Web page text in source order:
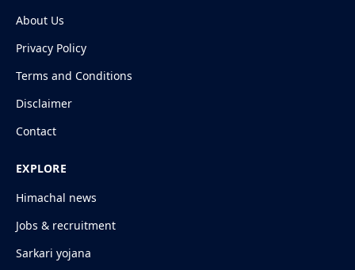
About Us
Privacy Policy
Terms and Conditions
Disclaimer
Contact
EXPLORE
Himachal news
Jobs & recruitment
Sarkari yojana